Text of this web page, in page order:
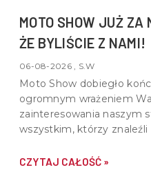
MOTO SHOW JUŻ ZA
ŻE BYLIŚCIE Z NAMI!
06-08-2026 , S.W
Moto Show dobiegło
ogromnym wrażeniem
zainteresowania naszym
wszystkim, którzy znaleźli
do motoryzacji.
CZYTAJ CAŁOŚĆ »